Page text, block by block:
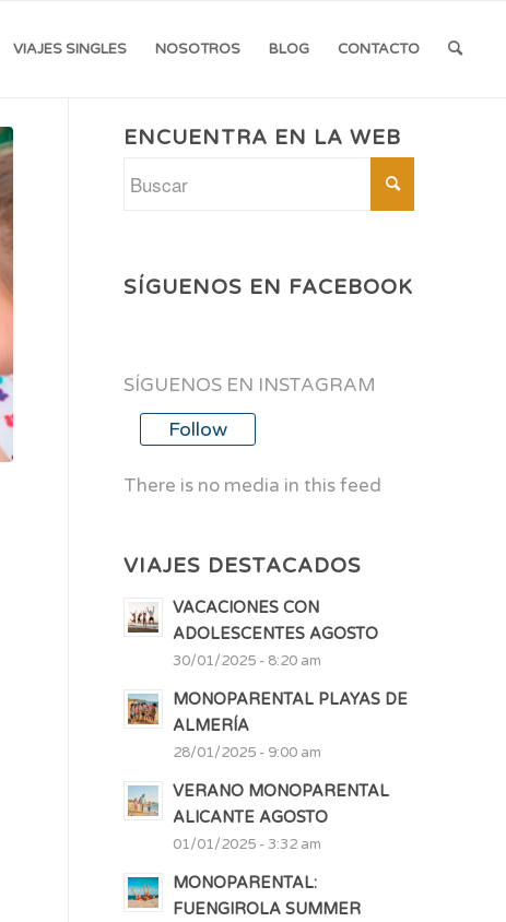
VIAJES SINGLES NOSOTROS BLOG CONTACTO
ENCUENTRA EN LA WEB
SÍGUENOS EN FACEBOOK
SÍGUENOS EN INSTAGRAM
Follow
There is no media in this feed
VIAJES DESTACADOS
VACACIONES CON
ADOLESCENTES AGOSTO
30/01/2025 - 8:20 am
MONOPARENTAL PLAYAS DE
ALMERÍA
28/01/2025 - 9:00 am
VERANO MONOPARENTAL
ALICANTE AGOSTO
01/01/2025 - 3:32 am
MONOPARENTAL:
FUENGIROLA SUMMER